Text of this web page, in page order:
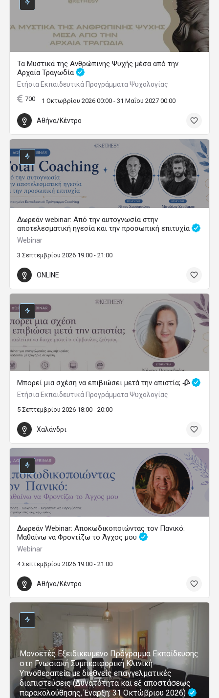
Τα Μυστικά της Ανθρώπινης Ψυχής μέσα από την
Αρχαία Τραγωδία
Ετήσια Εκπαιδευτικά Προγράμματα Ψυχολογίας
700 1 Οκτωβρίου 2026 00:00 - 31 Μαΐου 2027 00:00
Αθήνα/Κέντρο
Δωρεάν webinar: Από την αυτογνωσία στην
αποτελεσματική ηγεσία και την προσωπική επιτυχία
Webinar
3 Σεπτεμβρίου 2026 19:00 - 21:00
ONLINE
Μπορεί μια σχέση να επιβιώσει μετά την απιστία; 🥀
Ετήσια Εκπαιδευτικά Προγράμματα Ψυχολογίας
5 Σεπτεμβρίου 2026 18:00 - 20:00
Χαλάνδρι
Δωρεάν Webinar: Αποκωδικοποιώντας τον Πανικό:
Μαθαίνω να Φροντίζω το Άγχος μου
Webinar
4 Σεπτεμβρίου 2026 19:00 - 21:00
Αθήνα/Κέντρο
Μονοετές Εξειδικευμένο Πρόγραμμα Εκπαίδευσης
στη Γνωσιακή Συμπεριφορική Κλινική
Υπνοθεραπεία με διεθνείς επαγγελματικές
διαπιστεύσεις (Δυνατότητα και εξ αποστάσεως
παρακολούθησης, Έναρξη: 31 Οκτώβριου 2026)